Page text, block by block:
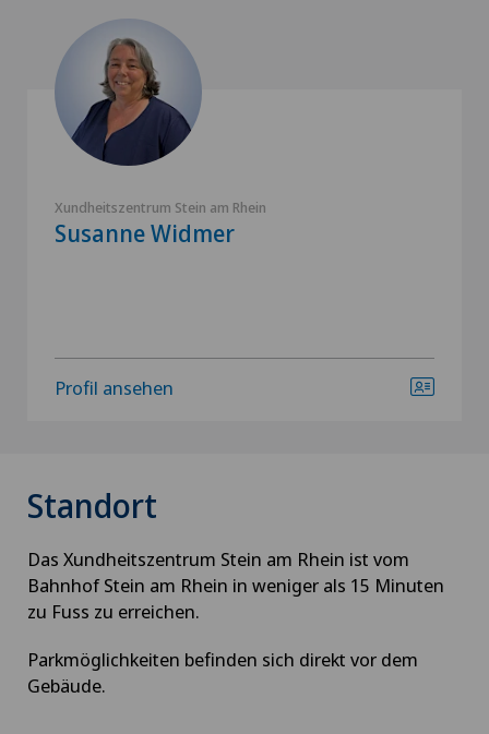
Xundheitszentrum Stein am Rhein
Susanne Widmer
Profil ansehen
Standort
Das Xundheitszentrum Stein am Rhein ist vom
Bahnhof Stein am Rhein in weniger als 15 Minuten
zu Fuss zu erreichen.
Parkmöglichkeiten befinden sich direkt vor dem
Gebäude.